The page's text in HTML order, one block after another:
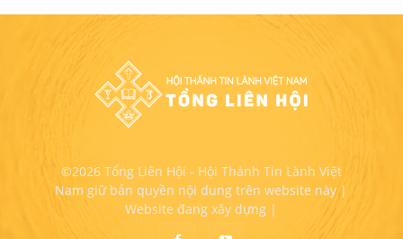
©2026 Tổng Liên Hội - Hội Thánh Tin Lành Việt
Nam giữ bản quyền nội dung trên website này |
Website đang xây dựng |